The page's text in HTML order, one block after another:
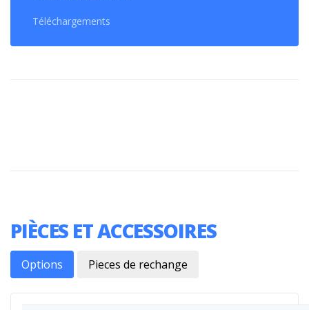
Téléchargements
PIÈCES ET ACCESSOIRES
Options Pieces de rechange